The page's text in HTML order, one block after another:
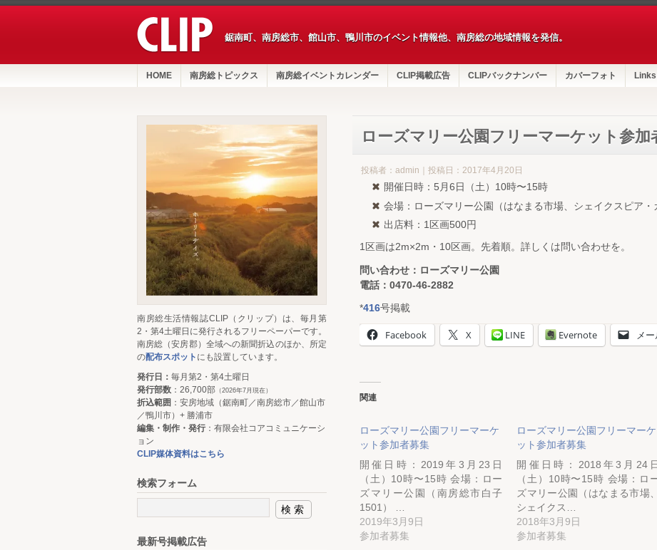
鋸南町、南房総市、館山市、鴨川市のイベント情報他、南房総の地域情報を発信。
HOME 南房総トピックス 南房総イベントカレンダー CLIP掲載広告 CLIPバックナンバー カバーフォト Links
ローズマリー公園フリーマーケット参加
投稿者：admin｜投稿日：2017年4月20日
開催日時：5月6日（土）10時〜15時
会場：ローズマリー公園（はなまる市場、シェイクスピア・
出店料：1区画500円
1区画は2m×2m・10区画。先着順。詳しくは問い合わせを。
問い合わせ：ローズマリー公園
電話：0470-46-2882
*416号掲載
Facebook X LINE Evernote メ
関連
ローズマリー公園フリーマーケ
ット参加者募集
開催日時：2019年3月23日
（土）10時〜15時 会場：ロー
ズマリー公園（南房総市白子
1501） …
2019年3月9日
参加者募集
ローズマリー公園フリーマーケ
ット参加者募集
開催日時：2018年3月24日
（土）10時〜15時 会場：ロ
ズマリー公園（はなまる市場、
シェイクス…
2018年3月9日
参加者募集
南房総生活情報誌CLIP（クリップ）は、毎月第
2・第4土曜日に発行されるフリーペーパーです。
南房総（安房郡）全域への新聞折込のほか、所定
の配布スポット にも設置しています。
発行日： 毎月第2・第4土曜日
発行部数 ：26,700部 （2026年7月現在）
折込範囲 ：安房地域（鋸南町／南房総市／館山市
／鴨川市）+ 勝浦市
編集・制作・発行：有限会社コアコミュニケーシ
ョン
CLIP媒体資料はこちら
検索フォーム
最新号掲載広告